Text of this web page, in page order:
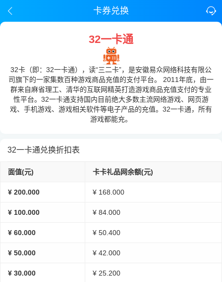
卡券兑换
32一卡通
32卡（即：32一卡通），读“三二卡”，是安徽易众网络科技有限公
司旗下的一家集数百种游戏商品充值的支付平台。 2011年底，由一
群来自麻省理工、清华的互联网精英打造游戏商品充值支付的专业
性平台。32一卡通支持国内目前绝大多数主流网络游戏、网页游
戏、手机游戏、游戏相关软件等电子产品的充值。32一卡通，所有
游戏都能充。
32一卡通兑换折扣表
面值(元) 卡卡礼品网余额(元)
¥ 200.000 ¥ 168.000
¥ 100.000 ¥ 84.000
¥ 60.000 ¥ 50.400
¥ 50.000 ¥ 42.000
¥ 30.000 ¥ 25.200